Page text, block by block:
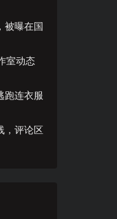
被曝在国
室动态
跑连衣服
，评论区